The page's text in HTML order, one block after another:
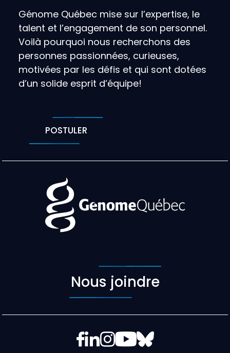
Génome Québec mise sur l’expertise, le
talent et l’engagement de son personnel.
Voilà pourquoi nous recherchons des
personnes passionnées, curieuses,
motivées par les défis et qui sont dotées
d’un solide esprit d’équipe!
POSTULER
Facebook
LinkedIn
Instagram
YouTube
Bluesky
Nous joindre